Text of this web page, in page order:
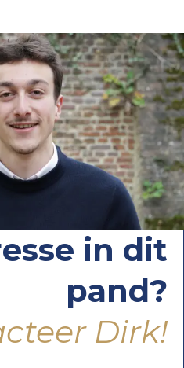
in dit
pand?
Dirk!